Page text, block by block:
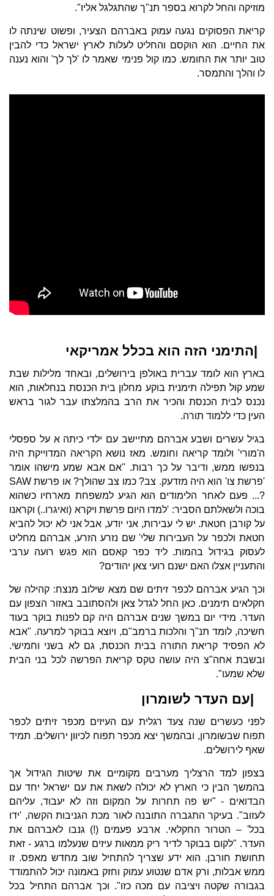
מוזיקה והחל לקרוא בספר תנ"ך שהתגלגל אליו".
קריאת הפסוקים נגעה עמוק באברהם הצעיר, ופשוט שינתה לו
את החיים. הוא הוקסם והחליט לעלות לארץ ישראל כדי להבין
טוב יותר את החומש. כמו קול פנימי שאמר לו 'לך לך' והוא נענה
לו והלך והתמסר.
|התימני הזה הוא בכלל אמריקאי
בארץ הוא לומד עברית באולפן בירושלים, ובאחד מלילות שבת
שמע קול תפילה תימנית בוקע מחלון בית הכנסת בנחלאות, הוא
נכנס לבית הכנסת והכיר את הרב בהמלצתו עבר לגור בראש
העין כדי ללמוד תורה.
בגיל עשרים ושבע אברהם מתיישב עם ילדי כיתה א על ספסלי
ה'מורי' ולומד קריאה וחומש. מאז נושא הקריאה המדוייקת היה
בנפשו ממש, ודיבר על כך רבות. ''אם אבא שמע מישהו אומר
'פרשת צו' הוא היה מזדעק. צב? כמו צב שהולך? או פרשת SAW
?... פעם לאחר הלימודים הוא הגיע למשפחת מארחיו כשהוא
בוכה ולשאלתם הסביר: 'למדו היום פרשת ויקרא (ואיגרו..) וקראנו
על קורבן חטאת. יש לי עבירות, אני יודע, אבל אני לא יכול להביא
חטאת ולכפר על העבירות שלי' שם נזרע הזרע, אברהם מחליט
לעסוק בגידול בהמות. ליד כפר קאסם הוא פגש רועה ערבי
והתעניין אצלו האם ישנם רועי צאן יהודים?
וכך הגיע אברהם לכפר זיתים שם מצא שילוב מנצח: קהילה של
חקלאים תימנים. כאן החל לגדל צאן ולהסתובב באזור הצפון עם
העדר. מידי יום במשך שנים אברהם היה קם לפנות בוקר בעוד
חשיכה, לומד תנ"ך והלכות ברמב"ם, ויוצא בבוקר למרעה. "אבא
לא הפסיד קריאת התורה בבית הכנסת, גם לא בשני וחמישי.
ובשבת אחה"צ היה עושה טקס קריאת הפרשה לכל בני הבית
שלא שמעו".
|עם העדר לשומרון
לפני כעשרים שנה צעד רגלית עם העיזים מכפר זיתים לכפר
תפוח שבשומרון, ובהמשך יצא מכפר תפוח לכיוון ירושלים. תמיד
שאף לירושלים.
בצפון למד הרצליך מערבים מקומיים את שיטות הגידול אך
בהמשך הבין כי הארץ לא יכולה לשאת את עם ישראל יחד עם
הבדואים - "יש פה תחרות על המקום וזה לא יעבוד, עליהם
לעזוב". בעיקר התגברה התובנה לאור מכת הגניבות הקשה, 'ידו
בכל' – הטרור החקלאי. ארבע פעמים (!) גנבו לאברהם את
העדר. "לקום בבוקר לדיר ריק ממאות עיזים שנעלמו ברגע - זאת
תחושת חורבן. הוא ידע שצריך להתחיל שוב מחדש מאפס. זו
ממש אבלות, ורק אדם שנטוע עמוק וחזק באמונה יכול להתמודד
בגבורה שקטה ויציבה עם מכה כזו". וכך אברהם התחיל בכל